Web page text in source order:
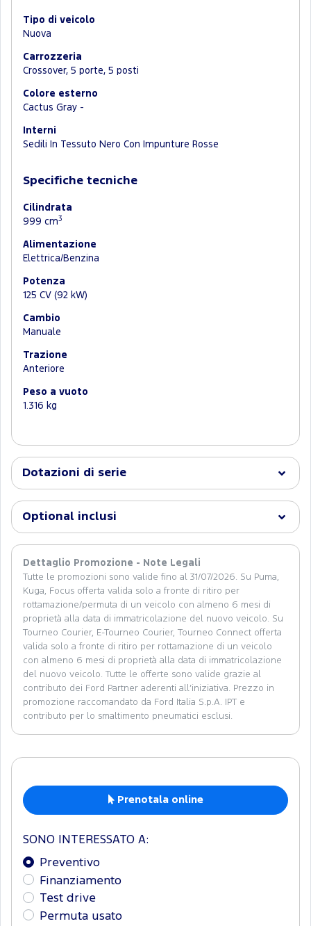
Tipo di veicolo
Nuova
Carrozzeria
Crossover, 5 porte, 5 posti
Colore esterno
Cactus Gray -
Interni
Sedili In Tessuto Nero Con Impunture Rosse
Specifiche tecniche
Cilindrata
999 cm3
Alimentazione
Elettrica/Benzina
Potenza
125 CV (92 kW)
Cambio
Manuale
Trazione
Anteriore
Peso a vuoto
1.316 kg
Dotazioni di serie
Optional inclusi
Dettaglio Promozione - Note Legali
Tutte le promozioni sono valide fino al 31/07/2026. Su Puma,
Kuga, Focus offerta valida solo a fronte di ritiro per
rottamazione/permuta di un veicolo con almeno 6 mesi di
proprietà alla data di immatricolazione del nuovo veicolo. Su
Tourneo Courier, E-Tourneo Courier, Tourneo Connect offerta
valida solo a fronte di ritiro per rottamazione di un veicolo
con almeno 6 mesi di proprietà alla data di immatricolazione
del nuovo veicolo. Tutte le offerte sono valide grazie al
contributo dei Ford Partner aderenti all’iniziativa. Prezzo in
promozione raccomandato da Ford Italia S.p.A. IPT e
contributo per lo smaltimento pneumatici esclusi.
Prenotala online
SONO INTERESSATO A:
Preventivo
Finanziamento
Test drive
Permuta usato